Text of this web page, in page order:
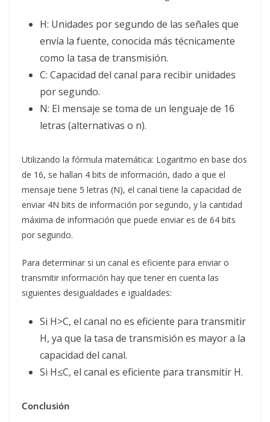
H: Unidades por segundo de las señales que
envía la fuente, conocida más técnicamente
como la tasa de transmisión.
C: Capacidad del canal para recibir unidades
por segundo.
N: El mensaje se toma de un lenguaje de 16
letras (alternativas o n).
Utilizando la fórmula matemática: Logaritmo en base dos
de 16, se hallan 4 bits de información, dado a que el
mensaje tiene 5 letras (N), el canal tiene la capacidad de
enviar 4N bits de información por segundo, y la cantidad
máxima de información que puede enviar es de 64 bits
por segundo.
Para determinar si un canal es eficiente para enviar o
transmitir información hay que tener en cuenta las
siguientes desigualdades e igualdades:
Si H>C, el canal no es eficiente para transmitir
H, ya que la tasa de transmisión es mayor a la
capacidad del canal.
Si H≤C, el canal es eficiente para transmitir H.
Conclusión